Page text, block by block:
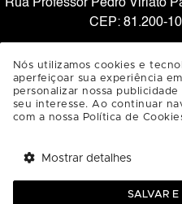
Rua Professor Pedro Viriato
CEP: 81.200-
SAIBA
Nós utilizamos cookies e
aperfeiçoar sua experiência
personalizar nossa
seu interesse. Ao continuar
com a nossa Política de
Mostrar detalhes
SALVAR E
Tem
esperando
Baixe agora o